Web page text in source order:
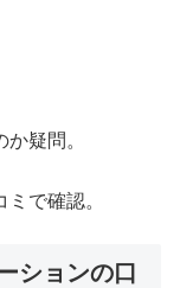
疑問。
で確認。
ションの口